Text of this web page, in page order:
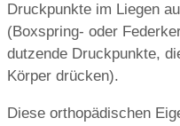
Druckpunkte im Liegen
(Boxspring- oder
dutzende Druckpunkte,
Körper drücken).
Diese orthopädischen